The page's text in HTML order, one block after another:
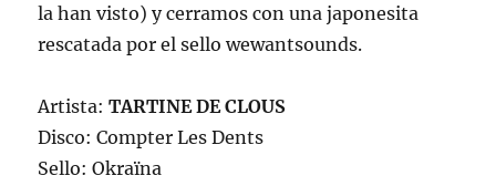
la han visto) y cerramos con una japonesita
rescatada por el sello wewantsounds.
Artista:TARTINE DE CLOUS
Disco: Compter Les Dents
Sello: Okraïna